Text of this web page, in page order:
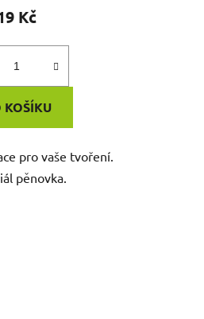
Kč
KOŠÍKU
pro vaše tvoření.
pěnovka.